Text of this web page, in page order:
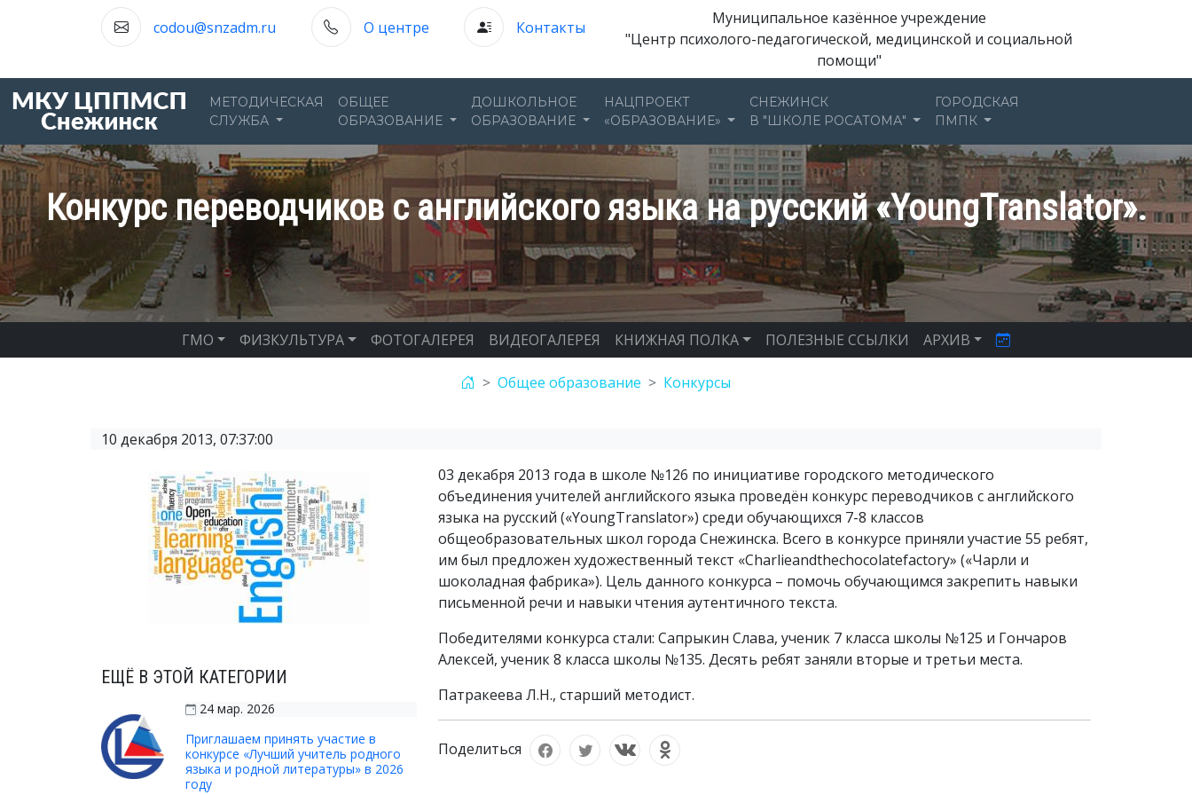
codou@snzadm.ru О центре Контакты
Муниципальное казённое учреждение
"Центр психолого-педагогической, медицинской и социальной
помощи"
МЕТОДИЧЕСКАЯ
СЛУЖБА
ОБЩЕЕ
ОБРАЗОВАНИЕ
ДОШКОЛЬНОЕ
ОБРАЗОВАНИЕ
НАЦПРОЕКТ
«ОБРАЗОВАНИЕ»
СНЕЖИНСК
В "ШКОЛЕ РОСАТОМА"
ГОРОДСКАЯ
ПМПК
Конкурс переводчиков с английского языка на русский «YoungTranslator».
ГМО ФИЗКУЛЬТУРА ФОТОГАЛЕРЕЯ ВИДЕОГАЛЕРЕЯ КНИЖНАЯ ПОЛКА ПОЛЕЗНЫЕ ССЫЛКИ АРХИВ
Общее образование Конкурсы
10 декабря 2013, 07:37:00
ЕЩЁ В ЭТОЙ КАТЕГОРИИ
24 мар. 2026
Приглашаем принять участие в
конкурсе «Лучший учитель родного
языка и родной литературы» в 2026
году
03 декабря 2013 года в школе №126 по инициативе городского методического
объединения учителей английского языка проведён конкурс переводчиков с английского
языка на русский («YoungTranslator») среди обучающихся 7-8 классов
общеобразовательных школ города Снежинска. Всего в конкурсе приняли участие 55 ребят,
им был предложен художественный текст «Charlieandthechocolatefactory» («Чарли и
шоколадная фабрика»). Цель данного конкурса – помочь обучающимся закрепить навыки
письменной речи и навыки чтения аутентичного текста.
Победителями конкурса стали: Сапрыкин Слава, ученик 7 класса школы №125 и Гончаров
Алексей, ученик 8 класса школы №135. Десять ребят заняли вторые и третьи места.
Патракеева Л.Н., старший методист.
Поделиться